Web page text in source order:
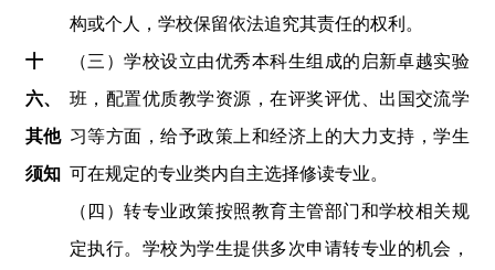
十
六、
其他
须知
构或个人，学校保留依法追究其责任的权利。
（三 ）学校设立由优秀本科生组成的启新卓越实验
班 ，配置优质教学资源，在评奖评优、出国交流学
习等方面，给予政策上和经济上的大力支持，学生
可在规定的专业类内自主选择修读专业。
（四）转专业政策按照教育主管部门和学校相关规
定执行。 学校为学生提供多次申请转专业的机会 ，